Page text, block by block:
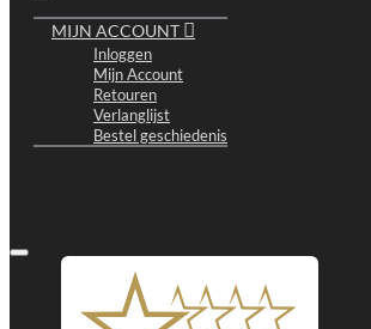
MIJN ACCOUNT
Inloggen
Mijn Account
Retouren
Verlanglijst
Bestel geschiedenis